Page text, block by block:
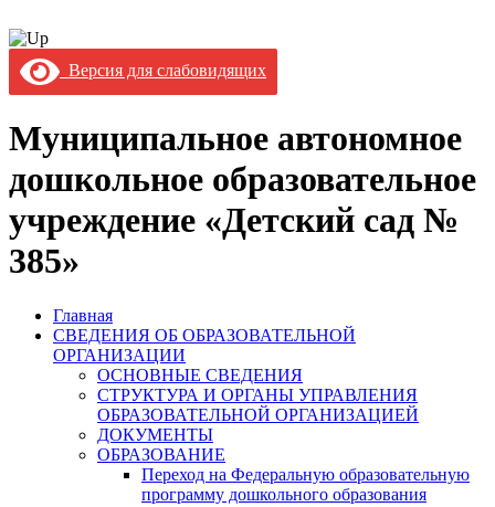
Версия для слабовидящих
Муниципальное автономное
дошкольное образовательное
учреждение «Детский сад №
385»
Главная
СВЕДЕНИЯ ОБ ОБРАЗОВАТЕЛЬНОЙ
ОРГАНИЗАЦИИ
ОСНОВНЫЕ СВЕДЕНИЯ
СТРУКТУРА И ОРГАНЫ УПРАВЛЕНИЯ
ОБРАЗОВАТЕЛЬНОЙ ОРГАНИЗАЦИЕЙ
ДОКУМЕНТЫ
ОБРАЗОВАНИЕ
Переход на Федеральную образовательную
программу дошкольного образования